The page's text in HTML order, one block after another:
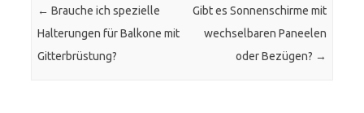
← Brauche ich spezielle
Halterungen für Balkone mit
Gitterbrüstung?
Gibt es Sonnenschirme mit
wechselbaren Paneelen
oder Bezügen? →